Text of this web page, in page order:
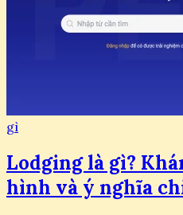
gì
Lodging là gì?
hình và ý nghĩa